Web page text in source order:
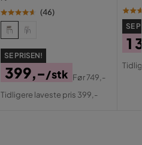
Hvit
IP20
(46)
SE PRISEN!
Pris
399,-/stk
Original
Før749,-
Tidligere laveste pris 399,-
SE
1